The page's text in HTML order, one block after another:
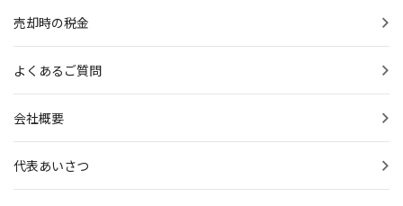
売却時の税金
よくあるご質問
会社概要
代表あいさつ